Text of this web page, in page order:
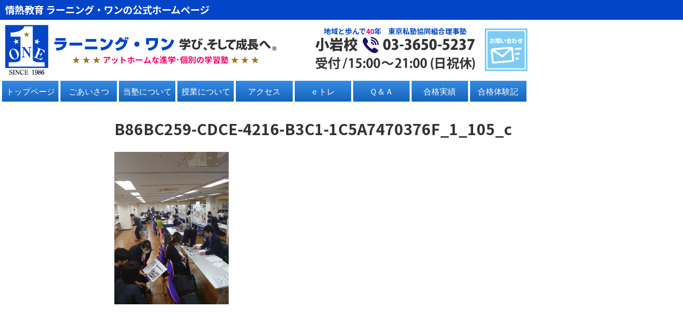
情熱教育 ラーニング・ワンの公式ホームページ
★ ★ ★ アットホームな進学･個別の学習塾★ ★ ★
地域と歩んで40年 東京私塾協同組合理事塾
トップページ ごあいさつ 当塾について 授業について アクセス ｅトレ Ｑ＆Ａ 合格実績 合格体験記
B86BC259-CDCE-4216-B3C1-1C5A7470376F_1_105_c